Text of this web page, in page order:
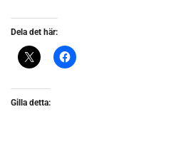
Dela det här:
Gilla detta: